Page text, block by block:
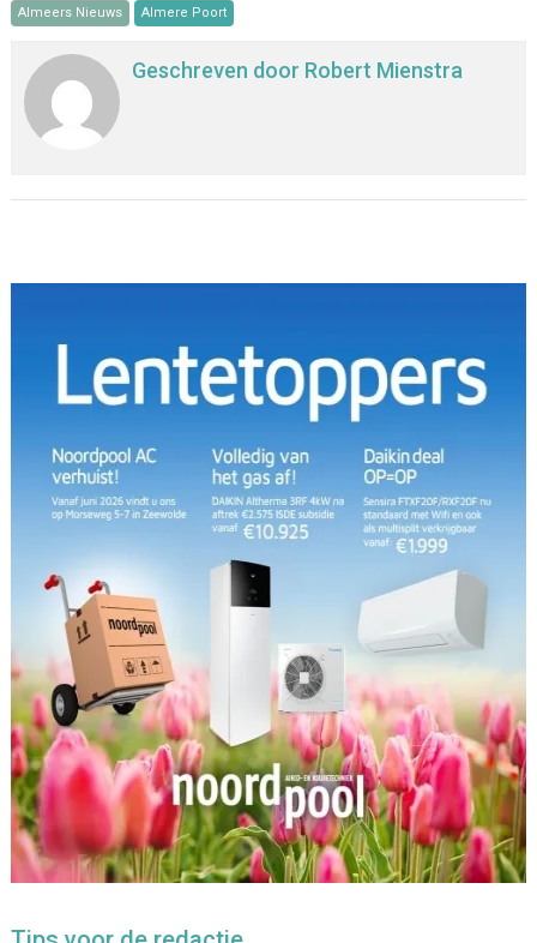
Almeers Nieuws Almere Poort
Geschreven door Robert Mienstra